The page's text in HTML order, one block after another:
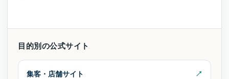
目的別の公式サイト
集客・店舗サイト